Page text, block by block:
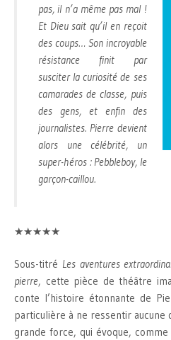
pas, il n’a même pas mal !
Et Dieu sait qu’il en reçoit
des coups… Son incroyable
résistance finit par
susciter la curiosité de ses
camarades de classe, puis
des gens, et enfin des
journalistes. Pierre devient
alors une célébrité, un
super-héros : Pebbleboy, le
garçon-caillou.
★★★★★
Sous-titré Les aventures
pierre, cette pièce de théâtre
conte l’histoire étonnante de
particulière à ne ressentir aucune
grande force, qui évoque,